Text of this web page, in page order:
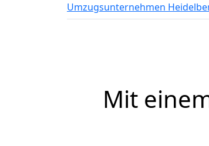
Umzugsunternehmen
Mit